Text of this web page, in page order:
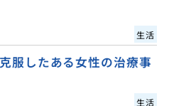
生活
服したある女性の治療事
生活